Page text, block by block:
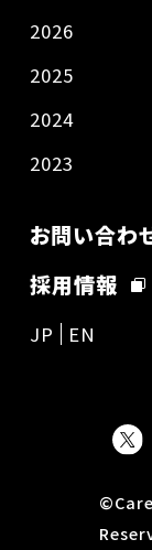
2026
2025
2024
2023
お問い合わ
採用情報
JP EN